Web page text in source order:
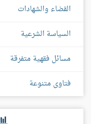
القضاء والشهادات
السياسة الشرعية
مسائل فقهية متفرقة
فتاوى متنوعة